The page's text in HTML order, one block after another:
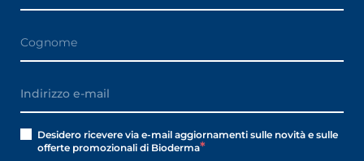
Desidero ricevere via e-mail aggiornamenti sulle novità e sulle
offerte promozionali di Bioderma